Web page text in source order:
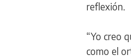
reflexión.
“Yo creo
como el